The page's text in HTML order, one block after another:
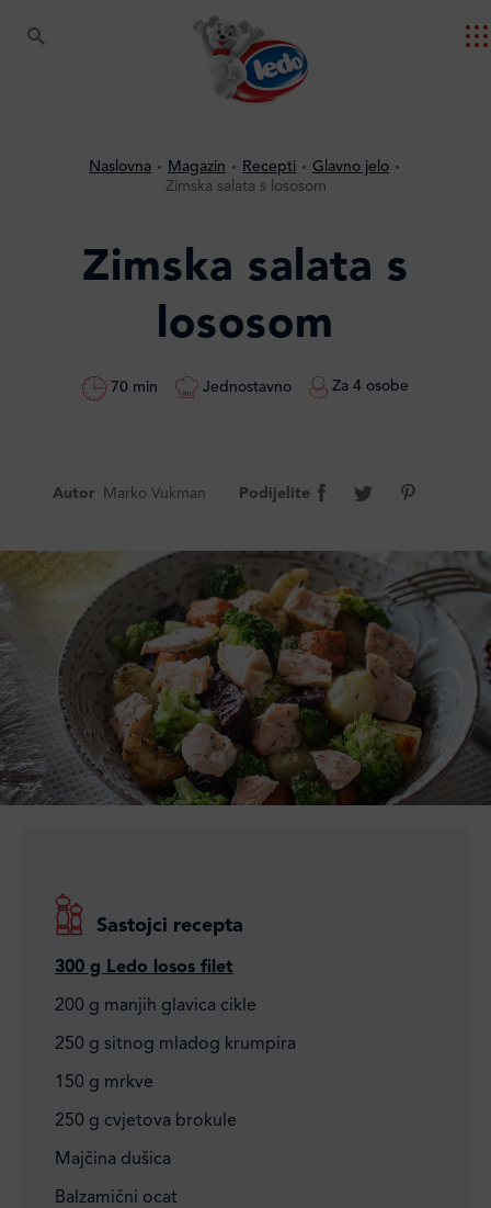
Naslovna Magazin Recepti
Glavno jelo
Zimska salata s lososom
Zimska salata s
lososom
70 min Jednostavno Za 4 osobe
Autor Marko Vukman Podijelite
Sastojci recepta
300 g Ledo losos filet
200 g manjih glavica cikle
250 g sitnog mladog krumpira
150 g mrkve
250 g cvjetova brokule
Majčina dušica
Balzamični ocat